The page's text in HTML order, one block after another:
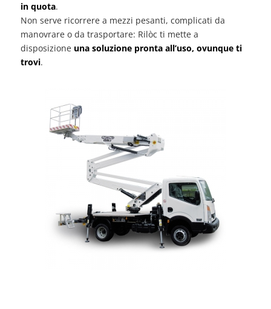
in quota.
Non serve ricorrere a mezzi pesanti, complicati da
manovrare o da trasportare: Rilòc ti mette a
disposizione una soluzione pronta all’uso, ovunque ti
trovi.